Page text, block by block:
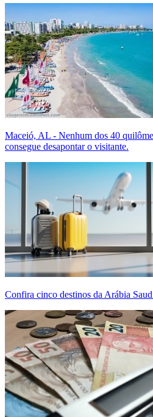
Maceió, AL - Nenhum dos 40
consegue desapontar o visitante.
Confira cinco destinos da Arábia